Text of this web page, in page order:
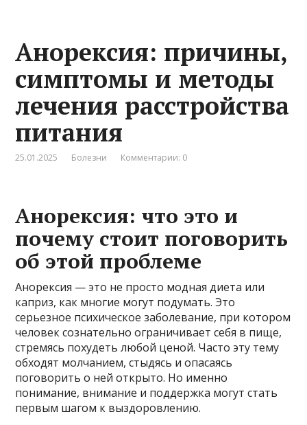
Анорексия: причины,
симптомы и методы
лечения расстройства
питания
25.01.2025 Болезни Комментарии: 0
Анорексия: что это и
почему стоит поговорить
об этой проблеме
Анорексия — это не просто модная диета или
каприз, как многие могут подумать. Это
серьезное психическое заболевание, при котором
человек сознательно ограничивает себя в пище,
стремясь похудеть любой ценой. Часто эту тему
обходят молчанием, стыдясь и опасаясь
поговорить о ней открыто. Но именно
понимание, внимание и поддержка могут стать
первым шагом к выздоровлению.